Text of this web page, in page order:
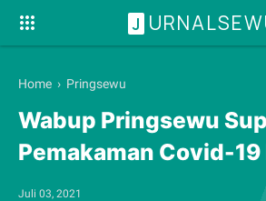
J
Home › Pringsewu
Wabup Pringsewu
Pemakaman Covid-19
Juli 03, 2021